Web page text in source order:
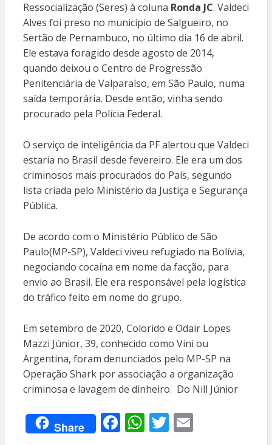
Ressocialização (Seres) à coluna Ronda JC. Valdeci
Alves foi preso no município de Salgueiro, no
Sertão de Pernambuco, no último dia 16 de abril.
Ele estava foragido desde agosto de 2014,
quando deixou o Centro de Progressão
Penitenciária de Valparaíso, em São Paulo, numa
saída temporária. Desde então, vinha sendo
procurado pela Polícia Federal.
O serviço de inteligência da PF alertou que Valdeci
estaria no Brasil desde fevereiro. Ele era um dos
criminosos mais procurados do País, segundo
lista criada pelo Ministério da Justiça e Segurança
Pública.
De acordo com o Ministério Público de São
Paulo(MP-SP), Valdeci viveu refugiado na Bolívia,
negociando cocaína em nome da facção, para
envio ao Brasil. Ele era responsável pela logística
do tráfico feito em nome do grupo.
Em setembro de 2020, Colorido e Odair Lopes
Mazzi Júnior, 39, conhecido como Vini ou
Argentina, foram denunciados pelo MP-SP na
Operação Shark por associação a organização
criminosa e lavagem de dinheiro. Do Nill Júnior
Share F W T E